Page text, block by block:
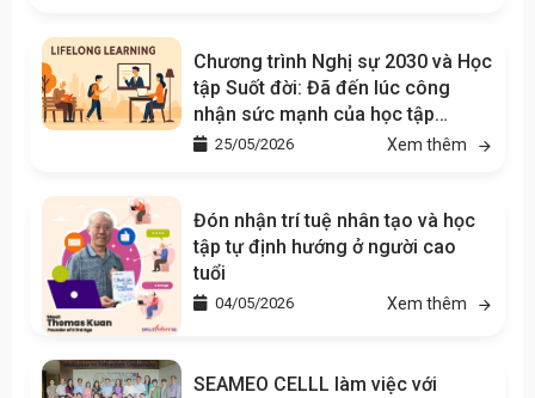
Chương trình Nghị sự 2030 và Học
tập Suốt đời: Đã đến lúc công
nhận sức mạnh của học tập
không chính quy
25/05/2026 Xem thêm
Đón nhận trí tuệ nhân tạo và học
tập tự định hướng ở người cao
tuổi
04/05/2026 Xem thêm
SEAMEO CELLL làm việc với